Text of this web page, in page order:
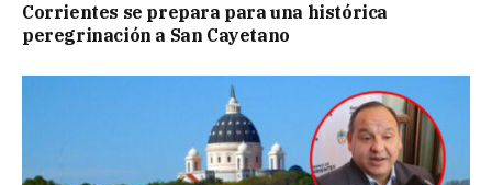
Corrientes se prepara para una histórica
peregrinación a San Cayetano